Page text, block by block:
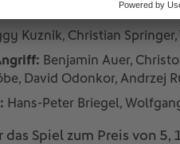
Sven Hoffmeister.
Kuznik, Christian
Benjamin Auer,
David Odonkor, Andrzej
Hans-Peter Briegel,
das Spiel zum Preis von